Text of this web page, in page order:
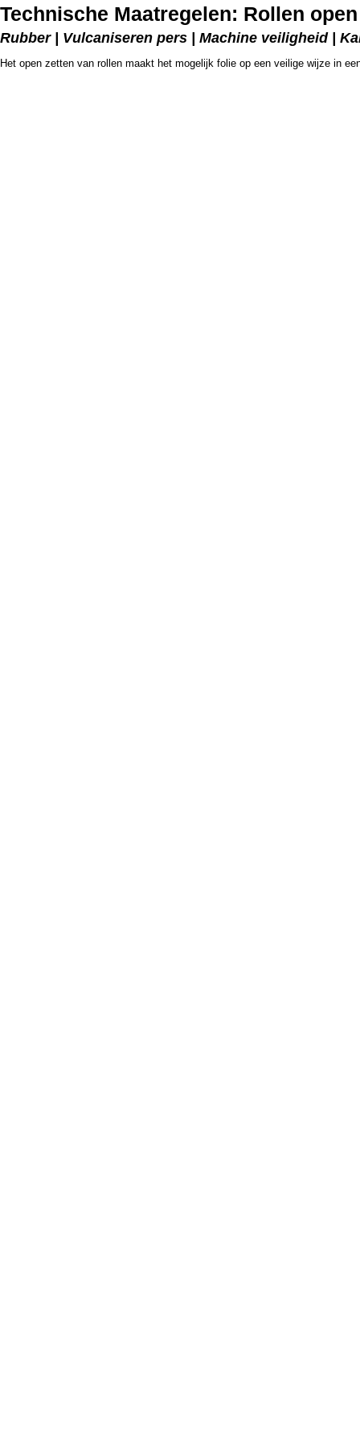
Technische Maatregelen: Rollen
Rubber | Vulcaniseren pers | Machine veiligheid |
Het open zetten van rollen maakt het mogelijk folie op een veilige wijze in